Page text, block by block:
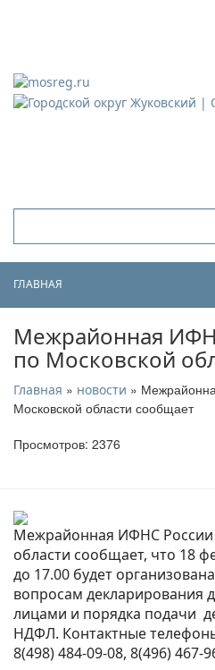
ГЛАВНАЯ
Межрайонная
по Московской
Главная » новости »
Московской области сообщает
Просмотров: 2376
Межрайонная ИФНС
области сообщает, что 18
до 17.00 будет
вопросам декларирования
лицами и порядка подачи
НДФЛ. Контактные
8(498) 484-09-08, 8(496) 467-